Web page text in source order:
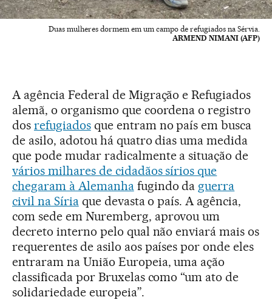
Duas mulheres dormem em um campo de refugiados na Sérvia.
ARMEND NIMANI (AFP)
A agência Federal de Migração e Refugiados
alemã, o organismo que coordena o registro
dos refugiadosque entram no país em busca
de asilo, adotou há quatro dias uma medida
que pode mudar radicalmente a situação de
vários milhares de cidadãos sírios que
chegaram à Alemanhafugindo da guerra
civil na Síriaque devasta o país. A agência,
com sede em Nuremberg, aprovou um
decreto interno pelo qual não enviará mais os
requerentes de asilo aos países por onde eles
entraram na União Europeia, uma ação
classificada por Bruxelas como “um ato de
solidariedade europeia”.